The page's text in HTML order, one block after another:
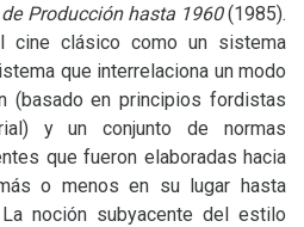
Producción hasta 1960(1985).
cine clásico como un sistema
que interrelaciona un modo
(basado en principios fordistas
y un conjunto de normas
que fueron elaboradas hacia
o menos en su lugar hasta
noción subyacente del estilo